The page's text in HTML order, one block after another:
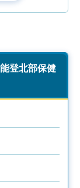
登北部保健